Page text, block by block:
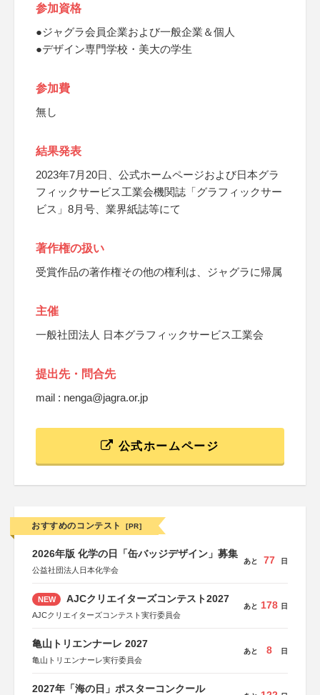
参加資格
●ジャグラ会員企業および一般企業＆個人
●デザイン専門学校・美大の学生
参加費
無し
結果発表
2023年7月20日、公式ホームページおよび日本グラ
フィックサービス工業会機関誌「グラフィックサー
ビス」8月号、業界紙誌等にて
著作権の扱い
受賞作品の著作権その他の権利は、ジャグラに帰属
主催
一般社団法人 日本グラフィックサービス工業会
提出先・問合先
mail : nenga@jagra.or.jp
公式ホームページ
おすすめのコンテスト [PR]
2026年版 化学の日「缶バッジデザイン」募集
公益社団法人日本化学会
あと 77 日
NEW AJCクリエイターズコンテスト2027
AJCクリエイターズコンテスト実行委員会
あと 178 日
亀山トリエンナーレ 2027
亀山トリエンナーレ実行委員会
あと 8 日
2027年「海の日」ポスターコンクール